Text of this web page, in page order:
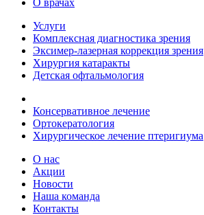
Услуги
Комплексная диагностика зрения
Эксимер-лазерная коррекция зрения
Хирургия катаракты
Детская офтальмология
Консервативное лечение
Ортокератология
Хирургическое лечение птеригиума
О нас
Акции
Новости
Наша команда
Контакты